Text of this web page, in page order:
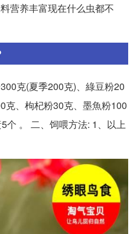
营养丰富现在什么虫都不
克(夏季200克)、綠豆粉20
克、枸杞粉30克、墨魚粉100
个 。 二、饲喂方法: 1、以上